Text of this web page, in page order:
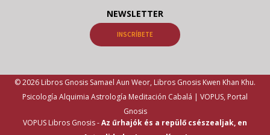
NEWSLETTER
INSCRÍBETE
© 2026 Libros Gnosis Samael Aun Weor, Libros Gnosis Kwen Khan Khu.
Psicología Alquimia Astrología Meditación Cabalá | VOPUS, Portal
Gnosis
VOPUS Libros Gnosis -Az űrhajók és a repülő csészealjak, en